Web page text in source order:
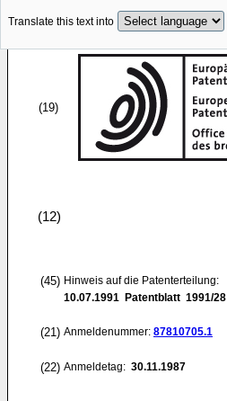
Translate this text into
(19)
(12)
(45) Hinweis auf die Patenterteilung:
10.07.1991 Patentblatt 1991/28
(21) Anmeldenummer: 87810705.1
(22) Anmeldetag: 30.11.1987